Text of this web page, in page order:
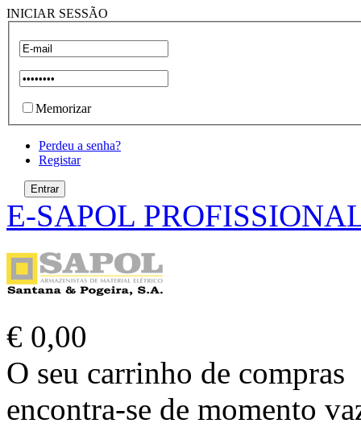
INICIAR SESSÃO
Memorizar
Perdeu a senha?
Registar
E-SAPOL
€ 0,00
O seu carrinho de compras
encontra-se de momento